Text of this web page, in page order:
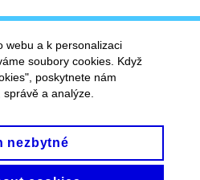
webu a k personalizaci
soubory cookies. Když
poskytnete nám
a analýze.
nezbytné